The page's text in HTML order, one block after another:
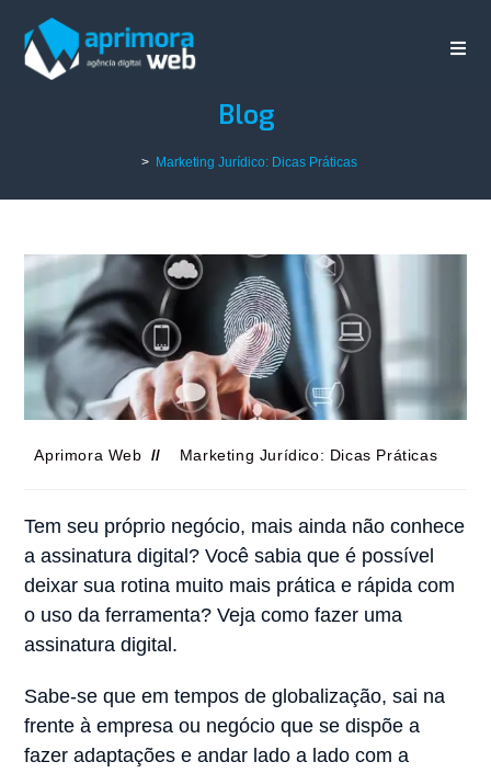
Blog
> Marketing Jurídico: Dicas Práticas
Aprimora Web Marketing Jurídico: Dicas Práticas
Tem seu próprio negócio, mais ainda não conhece
a assinatura digital? Você sabia que é possível
deixar sua rotina muito mais prática e rápida com
o uso da ferramenta? Veja como fazer uma
assinatura digital.
Sabe-se que em tempos de globalização, sai na
frente à empresa ou negócio que se dispõe a
fazer adaptações e andar lado a lado com a